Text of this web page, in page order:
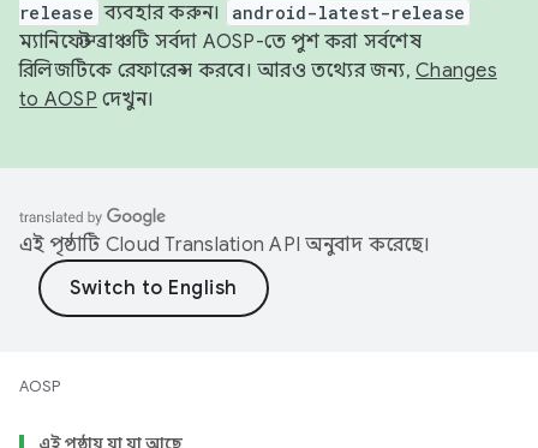
release ব্যবহার করুন। android-latest-release
ম্যানিফেস্ট ব্রাঞ্চটি সর্বদা AOSP-তে পুশ করা সর্বশেষ
রিলিজটিকে রেফারেন্স করবে। আরও তথ্যের জন্য, Changes
to AOSP দেখুন।
এই পৃষ্ঠাটি Cloud Translation API অনুবাদ করেছে।
AOSP
এই পৃষ্ঠায় যা যা আছে